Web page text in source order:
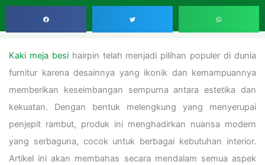
Kaki meja besihairpin telah menjadi pilihan populer di dunia
furnitur karena desainnya yang ikonik dan kemampuannya
memberikan keseimbangan sempurna antara estetika dan
kekuatan. Dengan bentuk melengkung yang menyerupai
penjepit rambut, produk ini menghadirkan nuansa modern
yang serbaguna, cocok untuk berbagai kebutuhan interior.
Artikel ini akan membahas secara mendalam semua aspek